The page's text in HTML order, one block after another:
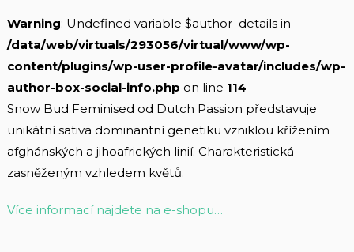
Warning: Undefined variable $author_details in
/data/web/virtuals/293056/virtual/www/wp-
content/plugins/wp-user-profile-avatar/includes/wp-
author-box-social-info.php on line 114
Snow Bud Feminised od Dutch Passion představuje
unikátní sativa dominantní genetiku vzniklou křížením
afghánských a jihoafrických linií. Charakteristická
zasněženým vzhledem květů.
Více informací najdete na e-shopu…